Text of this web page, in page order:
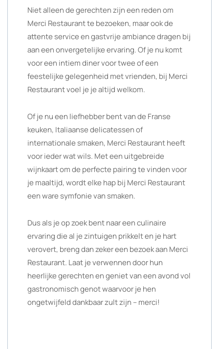
Niet alleen de gerechten zijn een reden om
Merci Restaurant te bezoeken, maar ook de
attente service en gastvrije ambiance dragen bij
aan een onvergetelijke ervaring. Of je nu komt
voor een intiem diner voor twee of een
feestelijke gelegenheid met vrienden, bij Merci
Restaurant voel je je altijd welkom.
Of je nu een liefhebber bent van de Franse
keuken, Italiaanse delicatessen of
internationale smaken, Merci Restaurant heeft
voor ieder wat wils. Met een uitgebreide
wijnkaart om de perfecte pairing te vinden voor
je maaltijd, wordt elke hap bij Merci Restaurant
een ware symfonie van smaken.
Dus als je op zoek bent naar een culinaire
ervaring die al je zintuigen prikkelt en je hart
verovert, breng dan zeker een bezoek aan Merci
Restaurant. Laat je verwennen door hun
heerlijke gerechten en geniet van een avond vol
gastronomisch genot waarvoor je hen
ongetwijfeld dankbaar zult zijn – merci!